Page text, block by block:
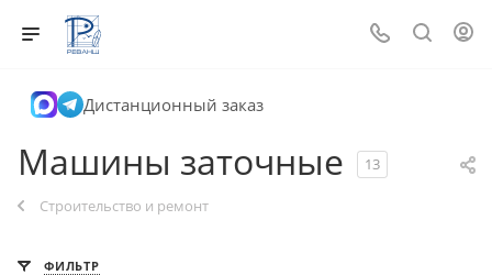
Дистанционный заказ
Машины заточные 13
Строительство и ремонт
ФИЛЬТР